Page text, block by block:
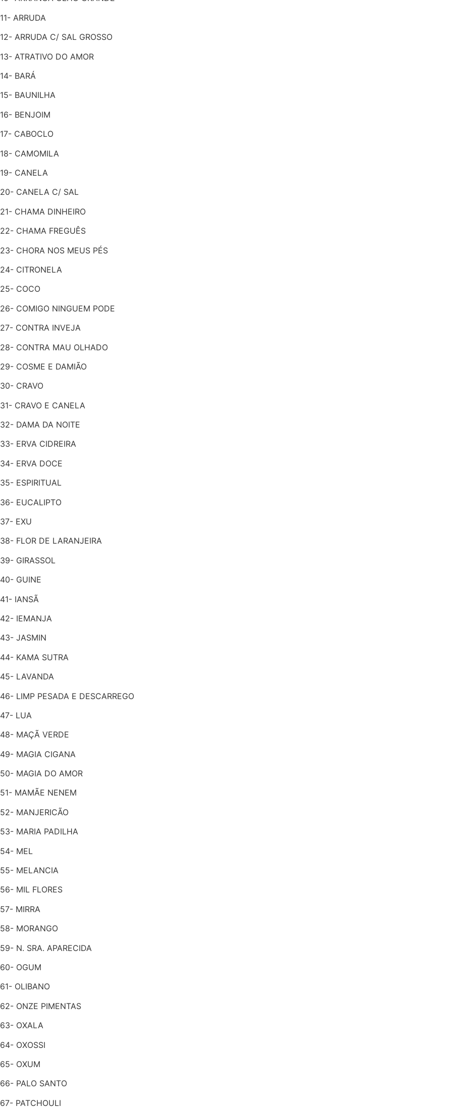
11- ARRUDA
12- ARRUDA C/ SAL GROSSO
13- ATRATIVO DO AMOR
14- BARÁ
15- BAUNILHA
16- BENJOIM
17- CABOCLO
18- CAMOMILA
19- CANELA
20- CANELA C/ SAL
21- CHAMA DINHEIRO
22- CHAMA FREGUÊS
23- CHORA NOS MEUS PÉS
24- CITRONELA
25- COCO
26- COMIGO NINGUEM PODE
27- CONTRA INVEJA
28- CONTRA MAU OLHADO
29- COSME E DAMIÃO
30- CRAVO
31- CRAVO E CANELA
32- DAMA DA NOITE
33- ERVA CIDREIRA
34- ERVA DOCE
35- ESPIRITUAL
36- EUCALIPTO
37- EXU
38- FLOR DE LARANJEIRA
39- GIRASSOL
40- GUINE
41- IANSÃ
42- IEMANJA
43- JASMIN
44- KAMA SUTRA
45- LAVANDA
46- LIMP PESADA E DESCARREGO
47- LUA
48- MAÇÃ VERDE
49- MAGIA CIGANA
50- MAGIA DO AMOR
51- MAMÃE NENEM
52- MANJERICÃO
53- MARIA PADILHA
54- MEL
55- MELANCIA
56- MIL FLORES
57- MIRRA
58- MORANGO
59- N. SRA. APARECIDA
60- OGUM
61- OLIBANO
62- ONZE PIMENTAS
63- OXALA
64- OXOSSI
65- OXUM
66- PALO SANTO
67- PATCHOULI